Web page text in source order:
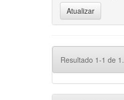
Resultado 1-1 de 1.